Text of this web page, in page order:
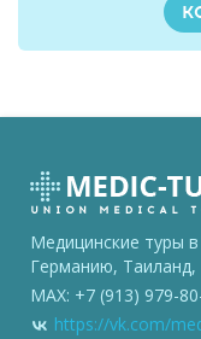
Медицинские туры
Германию, Таиланд,
MAX: +7 (913) 979-
https://vk.com/